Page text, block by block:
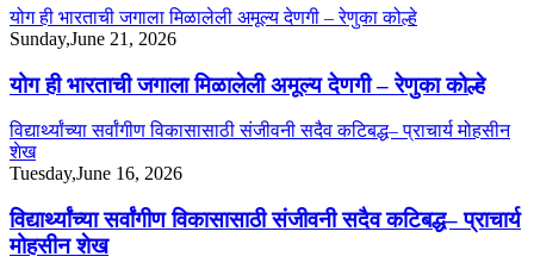
योग ही भारताची जगाला मिळालेली अमूल्य देणगी – रेणुका कोल्हे
Sunday,June 21, 2026
योग ही भारताची जगाला मिळालेली अमूल्य देणगी – रेणुका कोल्हे
विद्यार्थ्यांच्या सर्वांगीण विकासासाठी संजीवनी सदैव कटिबद्ध– प्राचार्य मोहसीन
शेख
Tuesday,June 16, 2026
विद्यार्थ्यांच्या सर्वांगीण विकासासाठी संजीवनी सदैव कटिबद्ध– प्राचार्य
मोहसीन शेख